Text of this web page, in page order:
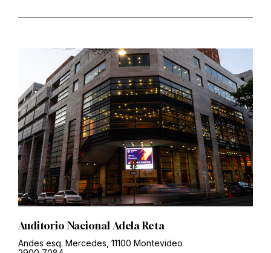
Auditorio Nacional Adela Reta
Andes esq. Mercedes, 11100 Montevideo